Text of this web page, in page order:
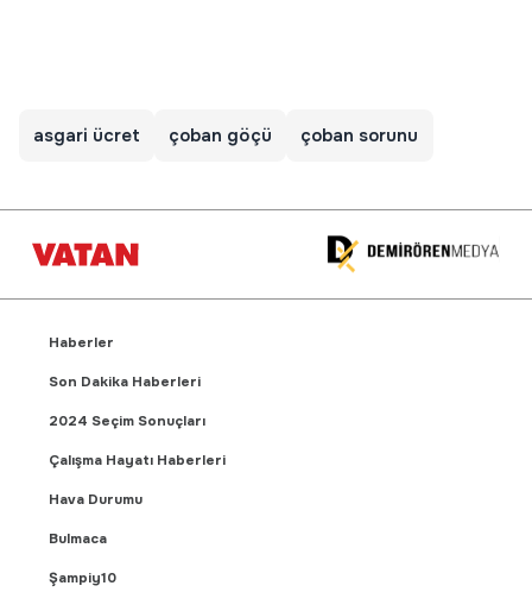
asgari ücret çoban göçü çoban sorunu
Haberler
Son Dakika Haberleri
2024 Seçim Sonuçları
Çalışma Hayatı Haberleri
Hava Durumu
Bulmaca
Şampiy10